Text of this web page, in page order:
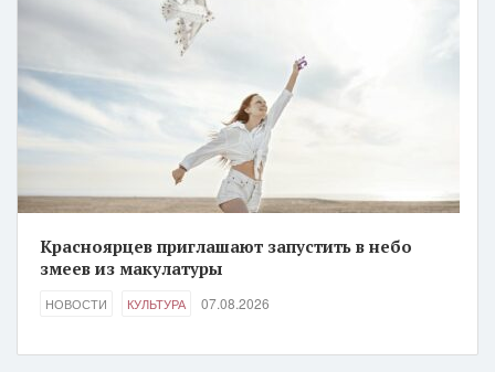
Красноярцев приглашают запустить в небо
змеев из макулатуры
НОВОСТИ КУЛЬТУРА 07.08.2026